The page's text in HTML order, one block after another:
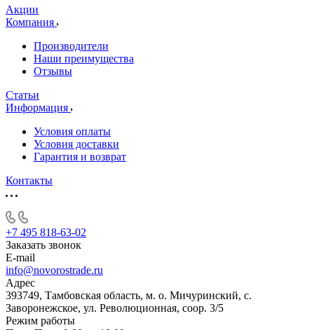
Акции
Компания
Производители
Наши преимущества
Отзывы
Статьи
Информация
Условия оплаты
Условия доставки
Гарантия и возврат
Контакты
+7 495 818-63-02
Заказать звонок
E-mail
info@novorostrade.ru
Адрес
393749, Тамбовская область, м. о. Мичуринский, с.
Заворонежское, ул. Революционная, соор. 3/5
Режим работы